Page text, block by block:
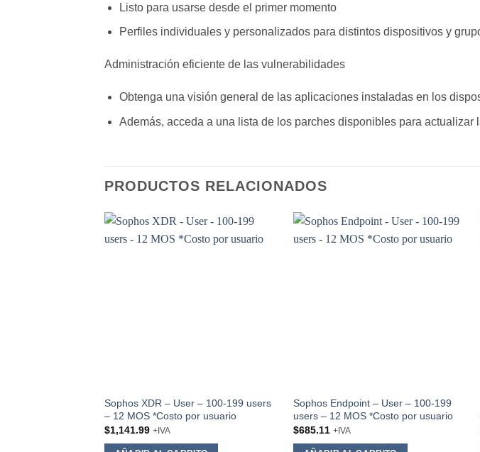
Listo para usarse desde el primer momento
Perfiles individuales y personalizados para distintos dispositivos y
Administración eficiente de las vulnerabilidades
Obtenga una visión general de las aplicaciones instaladas en los
Además, acceda a una lista de los parches disponibles para
PRODUCTOS RELACIONADOS
Sophos XDR – User – 100-199 users
– 12 MOS *Costo por usuario
$1,141.99 +IVA
Sophos Endpoint – User – 100-199
users – 12 MOS *Costo por usuario
$685.11 +IVA